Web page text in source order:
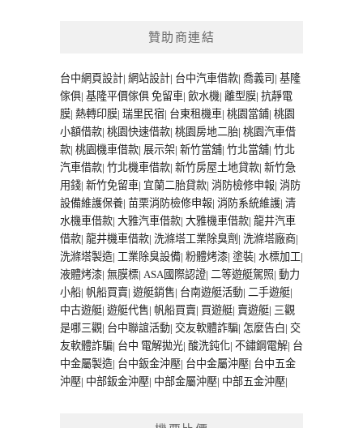
贊助商連結
台中網頁設計| 網站設計| 台中汽車借款| 喬義司 | 基隆
傢俱| 基隆平價傢俱 免留車| 飲水機| 離型膜| 抗靜電
膜| 熱轉印膜| 瑞里民宿| 台東租機車| 桃園當鋪| 桃園
小額借款| 桃園快速借款| 桃園房地二胎| 桃園汽車借
款| 桃園機車借款| 展示架| 新竹當舖| 竹北當舖| 竹北
汽車借款| 竹北機車借款| 新竹房屋土地貸款| 新竹急
用錢| 新竹免留車| 宜蘭二胎貸款| 消防檢修申報| 消防
設備維護保養| 苗栗消防檢修申報| 消防系統維護| 清
水機車借款| 大雅汽車借款| 大雅機車借款| 龍井汽車
借款| 龍井機車借款| 洗滌塔工業除臭劑 | 洗滌塔廠商|
洗滌塔製造| 工業除臭設備| 粉體烤漆| 塗裝| 水標加工|
液體烤漆| 無膜標| ASA國際認證| 二等遊艇駕照| 動力
小船| 帆船買賣| 遊艇銷售| 台南遊艇活動| 二手遊艇|
中古遊艇| 遊艇代售| 帆船買賣| 買遊艇| 賣遊艇| 三觀
是哪三觀| 台中聯誼活動| 交友軟體詐騙| 怎麼告白| 交
友軟體詐騙| 台中 電解拋光| 酸洗鈍化| 不鏽鋼電解| 台
中金屬製造| 台中鈑金沖壓| 台中金屬沖壓| 台中五金
沖壓| 中部鈑金沖壓| 中部金屬沖壓| 中部五金沖壓|